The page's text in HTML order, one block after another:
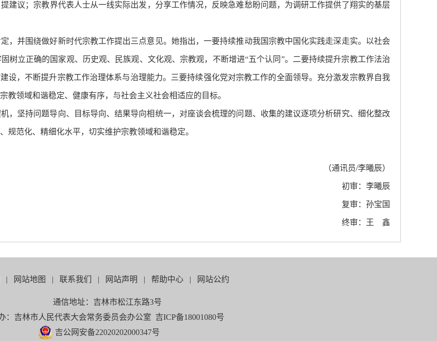
建议；宗教界代表人士从一线实际出发，分享工作情况，反映急难愁盼问题，为调研工作提供了翔实的基层
，并围绕做好新时代宗教工作提出三点意见。她指出，一要持续推动我国宗教中国化实践走深走实。以社会
树立正确的国家观、历史观、民族观、文化观、宗教观，不断增进“五个认同”。二要持续提升宗教工作法治
设，不断提升宗教工作治理体系与治理能力。三要持续强化党对宗教工作的全面领导。充分激发宗教界自我
教领域和谐稳定、健康有序，与社会主义社会相适应的目标。
，坚持问题导向、目标导向、结果导向相统一，对座谈会梳理的问题、收集的建议逐项分析研究、细化整改
规范化、精细化水平，切实维护宗教领域和谐稳定。
（通讯员/李曦辰）
初审：李曦辰
复审：孙宝国
终审：王 鑫
| 网站地图 | 联系我们 | 网站声明 | 帮助中心| 网站公约
通信地址：吉林市松江东路3号
：吉林市人民代表大会常务委员会办公室 吉ICP备18001080号
吉公网安备22020202000347号